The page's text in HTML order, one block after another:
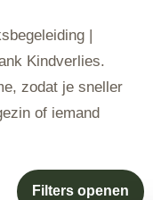
|
Kindverlies.
zodat je sneller
of iemand
Filters openen